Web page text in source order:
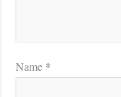
Name *